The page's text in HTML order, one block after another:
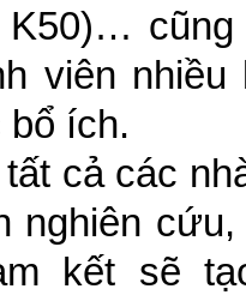
cũng
viên nhiều
bổ ích.
cả các
nghiên
kết sẽ